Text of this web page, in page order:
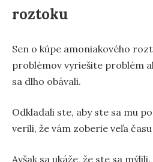
roztoku
Sen o kúpe amoniakového
problémov vyriešite problém
sa dlho obávali.
Odkladali ste, aby ste sa mu
verili, že vám zoberie veľa
Avšak sa ukáže, že ste sa